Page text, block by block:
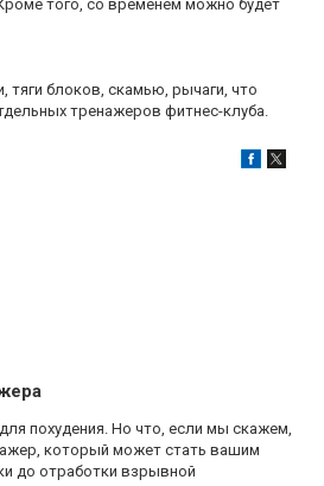
того, со временем можно будет
блоков, скамью, рычаги, что
тренажеров фитнес-клуба.
похудения. Но что, если мы скажем,
который может стать вашим
до отработки взрывной